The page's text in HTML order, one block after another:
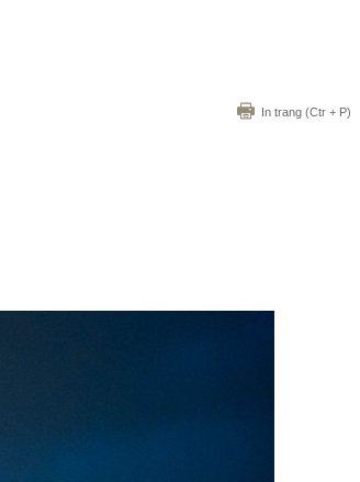
In trang (Ctr + P)